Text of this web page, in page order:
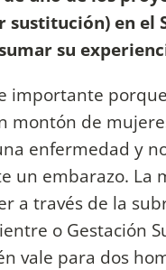
sustitución) en el
su
importante
montón de
enfermedad y
un embarazo. La
a través de la
o Gestación
vale para dos